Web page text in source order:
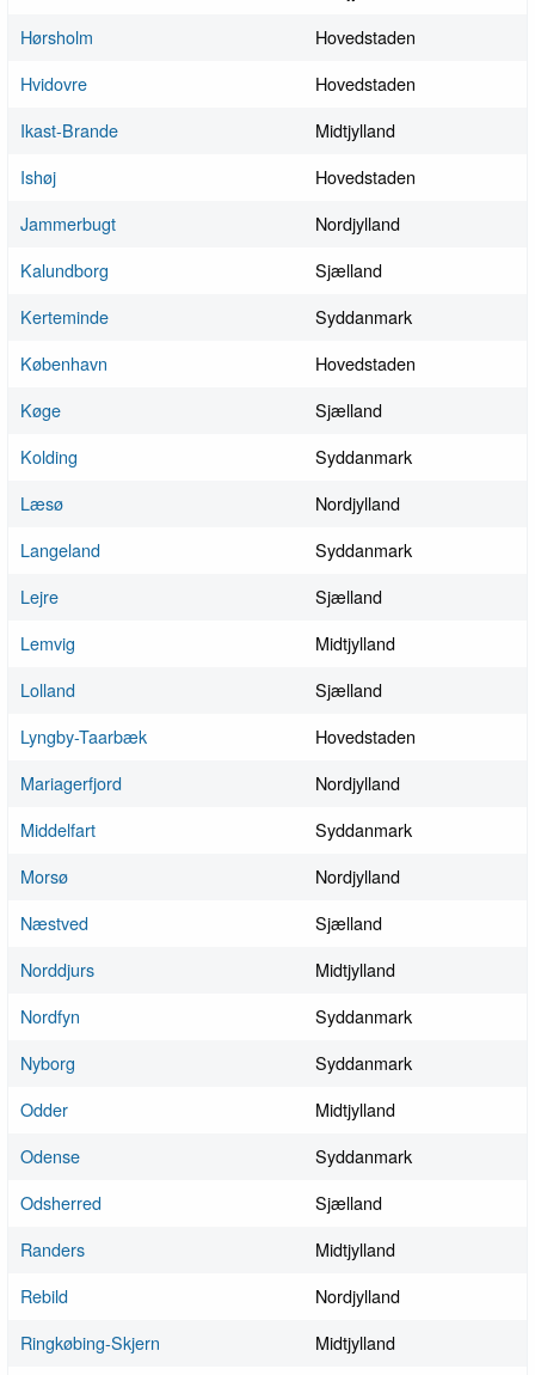
Hørsholm
Hovedstaden
Hvidovre
Hovedstaden
Ikast-Brande
Midtjylland
Ishøj
Hovedstaden
Jammerbugt
Nordjylland
Kalundborg
Sjælland
Kerteminde
Syddanmark
København
Hovedstaden
Køge
Sjælland
Kolding
Syddanmark
Læsø
Nordjylland
Langeland
Syddanmark
Lejre
Sjælland
Lemvig
Midtjylland
Lolland
Sjælland
Lyngby-Taarbæk
Hovedstaden
Mariagerfjord
Nordjylland
Middelfart
Syddanmark
Morsø
Nordjylland
Næstved
Sjælland
Norddjurs
Midtjylland
Nordfyn
Syddanmark
Nyborg
Syddanmark
Odder
Midtjylland
Odense
Syddanmark
Odsherred
Sjælland
Randers
Midtjylland
Rebild
Nordjylland
Ringkøbing-Skjern
Midtjylland